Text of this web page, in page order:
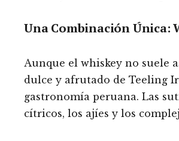
Una Combinación Única:
Aunque el whiskey no suele
dulce y afrutado de Teeling
gastronomía peruana. Las
cítricos, los ajíes y los